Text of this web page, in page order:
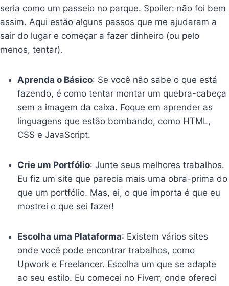
seria como um passeio no parque. Spoiler: não foi bem
assim. Aqui estão alguns passos que me ajudaram a
sair do lugar e começar a fazer dinheiro (ou pelo
menos, tentar).
Aprenda o Básico: Se você não sabe o que está
fazendo, é como tentar montar um quebra-cabeça
sem a imagem da caixa. Foque em aprender as
linguagens que estão bombando, como HTML,
CSS e JavaScript.
Crie um Portfólio: Junte seus melhores trabalhos.
Eu fiz um site que parecia mais uma obra-prima do
que um portfólio. Mas, ei, o que importa é que eu
mostrei o que sei fazer!
Escolha uma Plataforma: Existem vários sites
onde você pode encontrar trabalhos, como
Upwork e Freelancer. Escolha um que se adapte
ao seu estilo. Eu comecei no Fiverr, onde ofereci